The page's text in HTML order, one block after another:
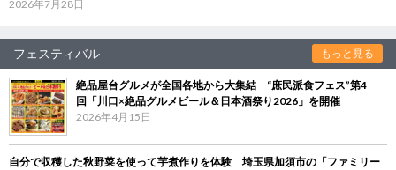
2026年7月28日
フェスティバル もっと見る
絶品屋台グルメが全国各地から大集結 “庶民派食フェス”第4
回「川口×絶品グルメビール＆日本酒祭り2026」を開催
2026年4月15日
自分で収穫した秋野菜を使って芋煮作りを体験 埼玉県加須市の「ファミリー